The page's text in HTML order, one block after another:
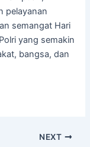
pelayanan
semangat Hari
yang semakin
bangsa, dan
NEXT